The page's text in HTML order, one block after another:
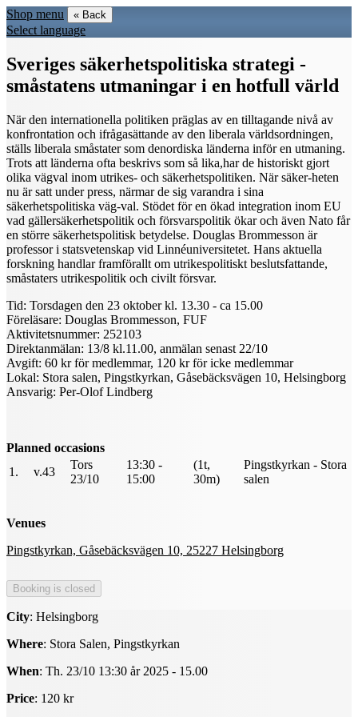
Shop menu « Back
Select language
Sveriges säkerhetspolitiska strategi -
småstatens utmaningar i en hotfull värld
När den internationella politiken präglas av en tilltagande nivå av
konfrontation och ifrågasättande av den liberala världsordningen,
ställs liberala småstater som denordiska länderna inför en utmaning.
Trots att länderna ofta beskrivs som så lika,har de historiskt gjort
olika vägval inom utrikes- och säkerhetspolitiken. När säker-heten
nu är satt under press, närmar de sig varandra i sina
säkerhetspolitiska väg-val. Stödet för en ökad integration inom EU
vad gällersäkerhetspolitik och försvarspolitik ökar och även Nato får
en större säkerhetspolitisk betydelse. Douglas Brommesson är
professor i statsvetenskap vid Linnéuniversitetet. Hans aktuella
forskning handlar framförallt om utrikespolitiskt beslutsfattande,
småstaters utrikespolitik och civilt försvar.
Tid: Torsdagen den 23 oktober kl. 13.30 - ca 15.00
Föreläsare: Douglas Brommesson, FUF
Aktivitetsnummer: 252103
Direktanmälan: 13/8 kl.11.00, anmälan senast 22/10
Avgift: 60 kr för medlemmar, 120 kr för icke medlemmar
Lokal: Stora salen, Pingstkyrkan, Gåsebäcksvägen 10, Helsingborg
Ansvarig: Per-Olof Lindberg
Planned occasions
1.
v.43
Tors
23/10
13:30 -
15:00
(1t,
30m)
Pingstkyrkan - Stora
salen
Venues
Pingstkyrkan, Gåsebäcksvägen 10, 25227 Helsingborg
City: Helsingborg
Where: Stora Salen, Pingstkyrkan
When: Th. 23/10 13:30 år 2025 - 15.00
Price: 120 kr